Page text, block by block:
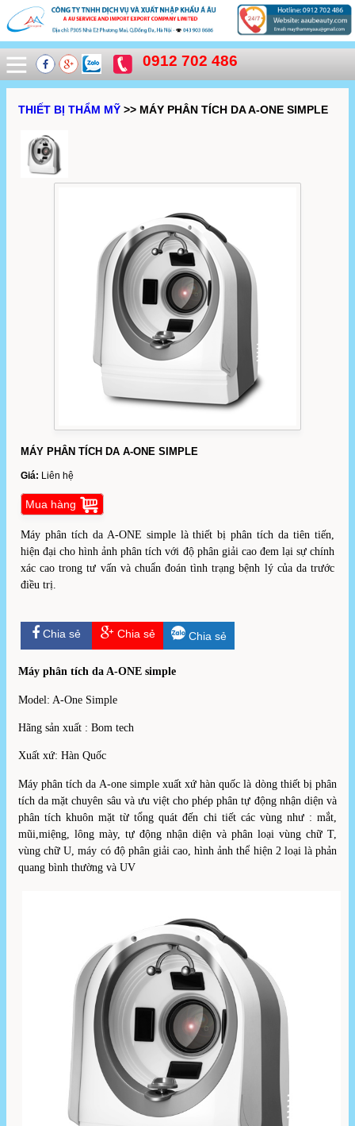
0912 702 486
THIẾT BỊ THẨM MỸ >> MÁY PHÂN TÍCH DA A-ONE SIMPLE
MÁY PHÂN TÍCH DA A-ONE SIMPLE
Giá: Liên hệ
Mua hàng
Máy phân tích da A-ONE simple là thiết bị phân tích da tiên tiến,
hiện đại cho hình ảnh phân tích với độ phân giải cao đem lại sự chính
xác cao trong tư vấn và chuẩn đoán tình trạng bệnh lý của da trước
điều trị.
Chia sẻ Chia sẻ Chia sẻ
Máy phân tích da A-ONE simple
Model: A-One Simple
Hãng sản xuất : Bom tech
Xuất xứ: Hàn Quốc
Máy phân tích da A-one simple xuất xứ hàn quốc là dòng thiết bị phân
tích da mặt chuyên sâu và ưu việt cho phép phân tự động nhận diện và
phân tích khuôn mặt từ tổng quát đến chi tiết các vùng như : mắt,
mũi,miệng, lông mày, tự động nhận diện và phân loại vùng chữ T,
vùng chữ U, máy có độ phân giải cao, hình ảnh thể hiện 2 loại là phản
quang bình thường và UV